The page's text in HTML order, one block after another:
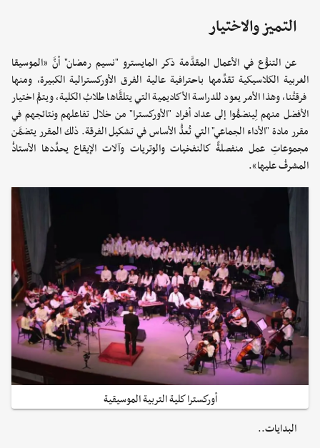
التميز والاختيار
عن التنوُّع في الأعمال المقدَّمة ذكر المايسترو "نسيم رمضان" أنَّ «الموسيقا
الغربية الكلاسيكية تقدِّمها باحترافية عالية الفرق الأوركسترالية الكبيرة، ومنها
فرقتُنا، وهذا الأمر يعود للدراسة الأكاديمية التي يتلقَّاها طلابُ الكلية، ويتمُّ اختيار
الأفضل منهم لِينضمُّوا إلى عداد أفراد "الأوركسترا" من خلال تفاعلهم ونتائجهم في
مقرر مادة "الأداء الجماعي" التي تُعدُّ الأساس في تشكيل الفرقة. ذلك المقرر يتضمَّن
مجموعاتِ عمل منفصلةً كالنفخيات والوتريات وآلات الإيقاع يحدِّدها الأستاذُ
المشرفُ عليها».
أوركسترا كلية التربية الموسيقية
البدايات..